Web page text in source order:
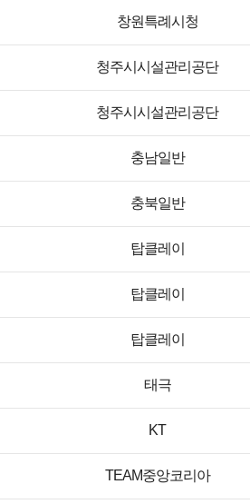
창원특례시청
청주시시설관리공단
청주시시설관리공단
충남일반
충북일반
탑클레이
탑클레이
탑클레이
태극
KT
TEAM중앙코리아